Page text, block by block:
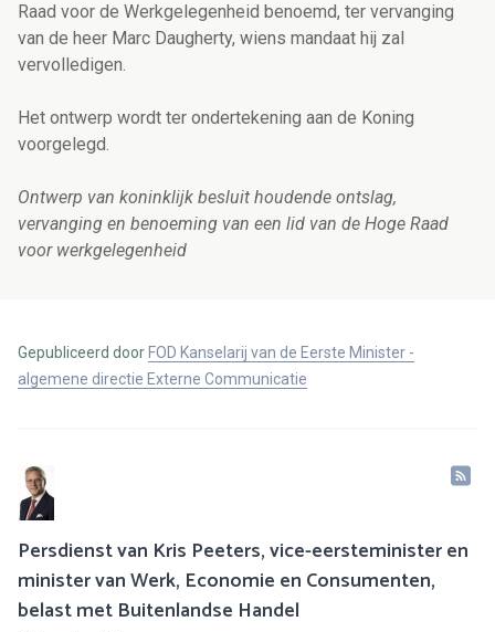
Raad voor de Werkgelegenheid benoemd, ter vervanging
van de heer Marc Daugherty, wiens mandaat hij zal
vervolledigen.
Het ontwerp wordt ter ondertekening aan de Koning
voorgelegd.
Ontwerp van koninklijk besluit houdende ontslag,
vervanging en benoeming van een lid van de Hoge Raad
voor werkgelegenheid
Gepubliceerd door FOD Kanselarij van de Eerste Minister -
algemene directie Externe Communicatie
Persdienst van Kris Peeters, vice-eersteminister en
minister van Werk, Economie en Consumenten,
belast met Buitenlandse Handel